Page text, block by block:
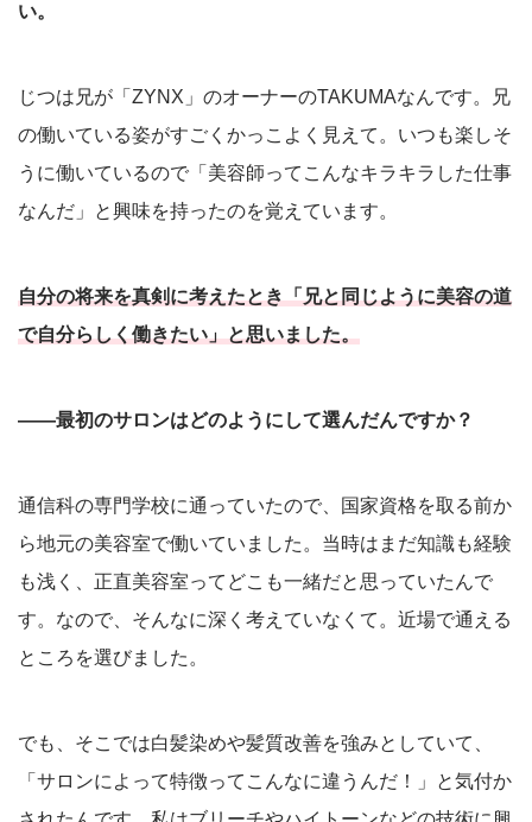
い。
じつは兄が「ZYNX」のオーナーのTAKUMAなんです。兄
の働いている姿がすごくかっこよく見えて。いつも楽しそ
うに働いているので「美容師ってこんなキラキラした仕事
なんだ」と興味を持ったのを覚えています。
自分の将来を真剣に考えたとき「兄と同じように美容の道
で自分らしく働きたい」と思いました。
――最初のサロンはどのようにして選んだんですか？
通信科の専門学校に通っていたので、国家資格を取る前か
ら地元の美容室で働いていました。当時はまだ知識も経験
も浅く、正直美容室ってどこも一緒だと思っていたんで
す。なので、そんなに深く考えていなくて。近場で通える
ところを選びました。
でも、そこでは白髪染めや髪質改善を強みとしていて、
「サロンによって特徴ってこんなに違うんだ！」と気付か